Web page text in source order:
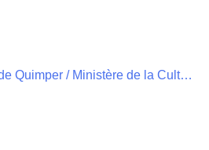
Musée des Beaux-Arts de Quimper / Ministère de la Culture : "L'invitation au musée - retrouvez nous tous au Musée des Beaux-Arts de Quimper - Le musée, c'est chez vous venez voir ! (3 novembre)" , 17FI/79